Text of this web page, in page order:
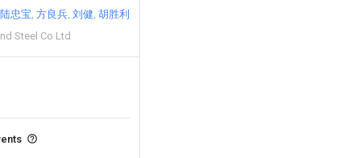
陆忠宝 方良兵 刘健 胡胜利
Steel Co Ltd